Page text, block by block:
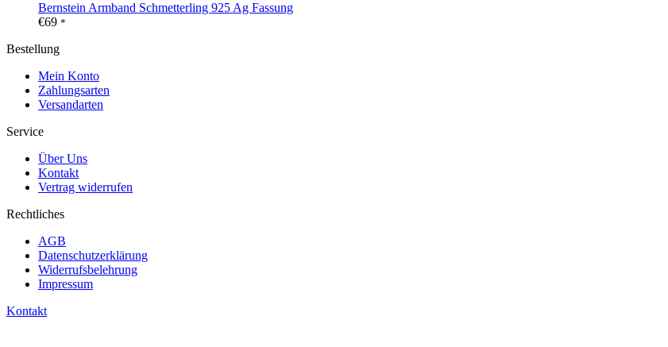
Bernstein Armband Schmetterling 925 Ag Fassung
€69 *
Bestellung
Mein Konto
Zahlungsarten
Versandarten
Service
Über Uns
Kontakt
Vertrag widerrufen
Rechtliches
AGB
Datenschutzerklärung
Widerrufsbelehrung
Impressum
Kontakt